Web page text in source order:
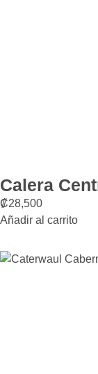
Calera
₡28,500
Añadir al carrito